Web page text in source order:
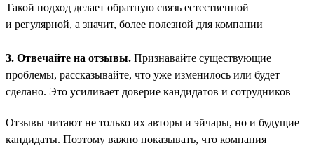
Такой подход делает обратную связь естественной
и регулярной, а значит, более полезной для компании
3. Отвечайте на отзывы. Признавайте существующие
проблемы, рассказывайте, что уже изменилось или будет
сделано. Это усиливает доверие кандидатов и сотрудников
Отзывы читают не только их авторы и эйчары, но и будущие
кандидаты. Поэтому важно показывать, что компания